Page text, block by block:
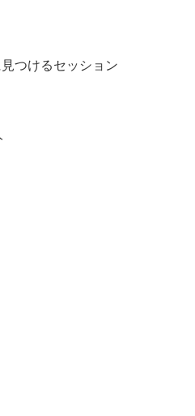
つけるセッション